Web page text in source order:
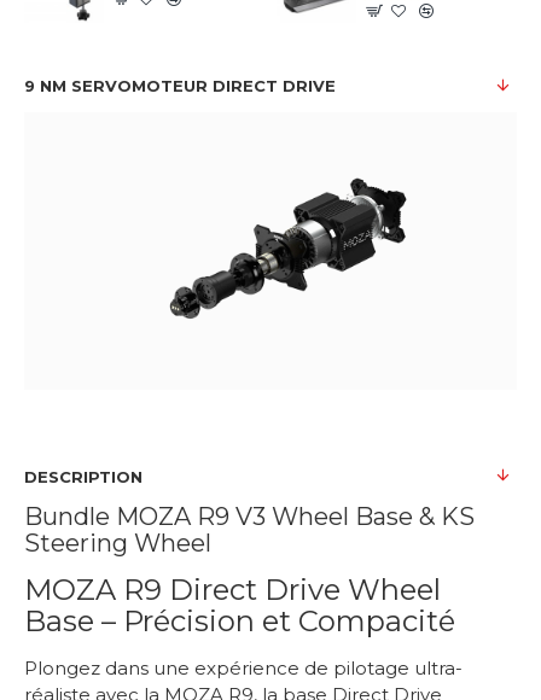
9 NM SERVOMOTEUR DIRECT DRIVE
DESCRIPTION
Bundle MOZA R9 V3 Wheel Base & KS
Steering Wheel
MOZA R9 Direct Drive Wheel
Base – Précision et Compacité
Plongez dans une expérience de pilotage ultra-
réaliste avec la MOZA R9, la base Direct Drive